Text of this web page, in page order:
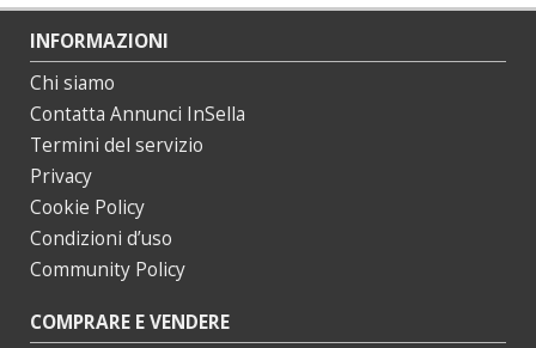
INFORMAZIONI
Chi siamo
Contatta Annunci InSella
Termini del servizio
Privacy
Cookie Policy
Condizioni d’uso
Community Policy
COMPRARE E VENDERE